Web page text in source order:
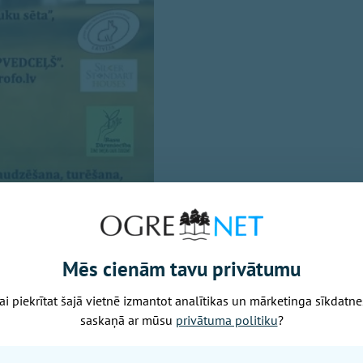
Mēs cienām tavu privātumu
piekrītat šajā vietnē izmantot analītikas un mārketinga
saskaņā ar mūsu privātuma politiku?